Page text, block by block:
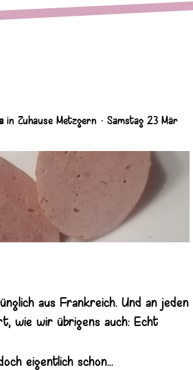
in Zuhause Metzgern · Samstag 23 Mär
aus Frankreich. Und an jeden
wie wir übrigens auch: Echt
eigentlich schon...